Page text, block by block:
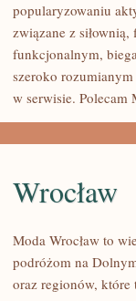
FITNESS
GRUPOWY
popularyzowaniu
związane z
funkcjonalnym,
szeroko
w serwisie.
Wrocław
Moda Wrocław to
podróżom na
oraz regionów, które